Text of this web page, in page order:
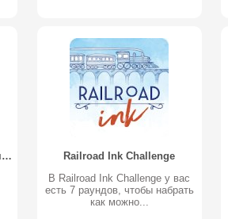
Ведьмак. Истории: Кровная вражда
Railroad Ink Challenge
В Railroad Ink Challenge у вас
есть 7 раундов, чтобы набрать
как можно...